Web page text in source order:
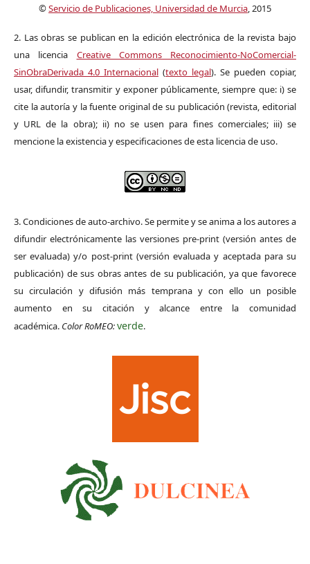
©Servicio de Publicaciones, Universidad de Murcia, 2015
2. Las obras se publican en la edición electrónica de la revista bajo
una licencia Creative Commons Reconocimiento-NoComercial-
SinObraDerivada 4.0 Internacional (texto legal). Se pueden copiar,
usar, difundir, transmitir y exponer públicamente, siempre que: i) se
cite la autoría y la fuente original de su publicación (revista, editorial
y URL de la obra); ii) no se usen para fines comerciales; iii) se
mencione la existencia y especificaciones de esta licencia de uso.
3. Condiciones de auto-archivo. Se permite y se anima a los autores a
difundir electrónicamente las versiones pre-print (versión antes de
ser evaluada) y/o post-print (versión evaluada y aceptada para su
publicación) de sus obras antes de su publicación, ya que favorece
su circulación y difusión más temprana y con ello un posible
aumento en su citación y alcance entre la comunidad
académica. Color RoMEO:verde.